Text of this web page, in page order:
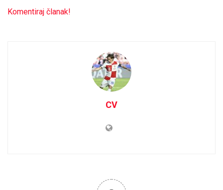
Komentiraj članak!
CV